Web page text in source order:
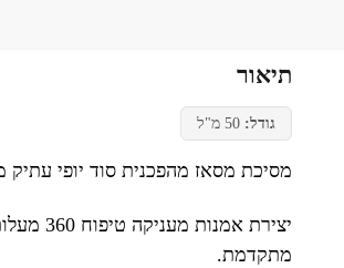
תיאור
גודל: 50 מ"ל
מסיכת מסאז מהפכנית סוד יופי עתיק
מתקדמת.